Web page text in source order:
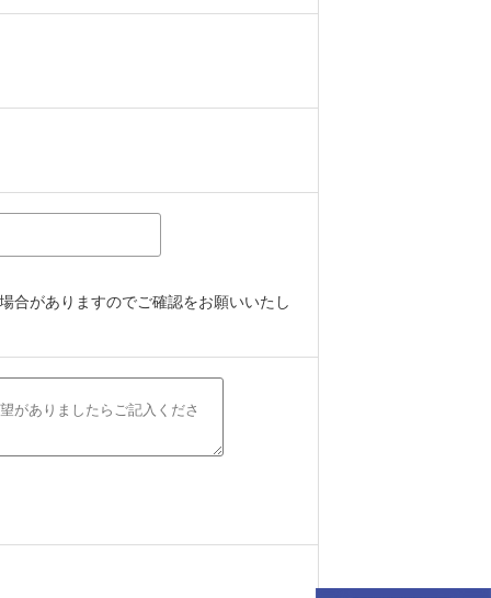
合がありますのでご確認をお願いいたし